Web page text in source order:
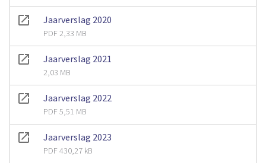
Jaarverslag 2020
PDF 2,33 MB
Jaarverslag 2021
2,03 MB
Jaarverslag 2022
PDF 5,51 MB
Jaarverslag 2023
PDF 430,27 kB